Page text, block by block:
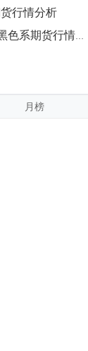
幅达3.98%，报
11月期约收高
荡，建议短线
强劲走升，沪
，报334.00
行情分析
钱波：2019-7-2日：今日黑色系期货行情分析
月榜